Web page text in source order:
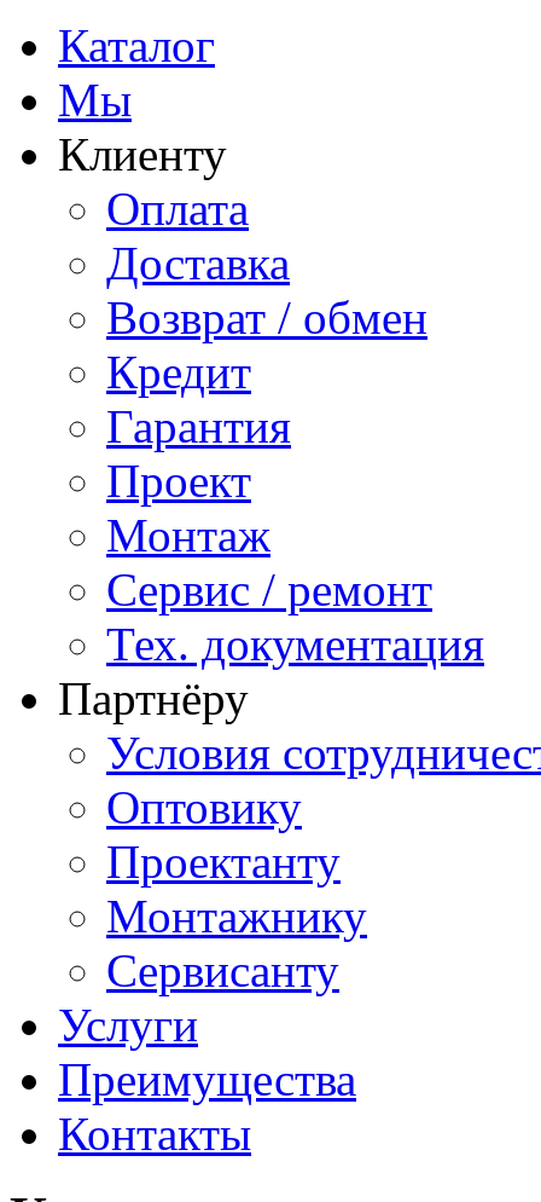
Каталог
Мы
Клиенту
Оплата
Доставка
Возврат / обмен
Кредит
Гарантия
Проект
Монтаж
Сервис / ремонт
Тех. документация
Партнёру
Условия
Оптовику
Проектанту
Монтажнику
Сервисанту
Услуги
Преимущества
Контакты